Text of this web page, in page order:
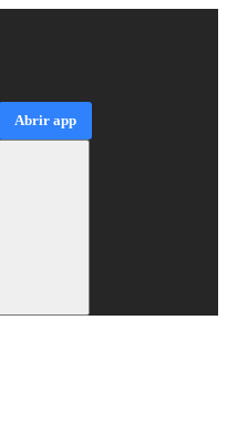
Abrir app